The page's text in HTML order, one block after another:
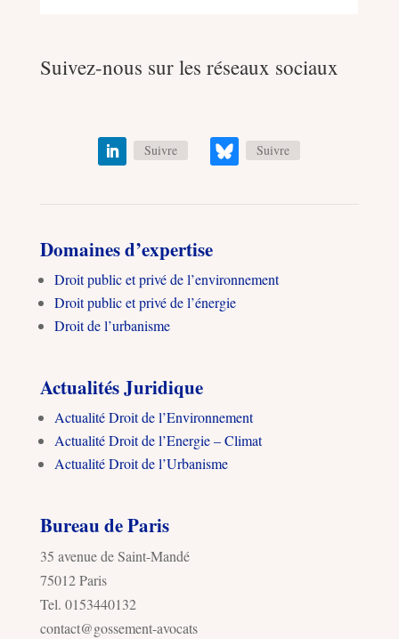
Suivez-nous sur les réseaux sociaux
Suivre Suivre
Domaines d’expertise
Droit public et privé de l’environnement
Droit public et privé de l’énergie
Droit de l’urbanisme
Actualités Juridique
Actualité Droit de l’Environnement
Actualité Droit de l’Energie – Climat
Actualité Droit de l’Urbanisme
Bureau de Paris
35 avenue de Saint-Mandé
75012 Paris
Tel. 0153440132
contact@gossement-avocats